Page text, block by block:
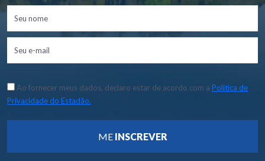
Ao fornecer meus dados, declaro estar de acordo com a Política de
Privacidade do Estadão.
ME INSCREVER